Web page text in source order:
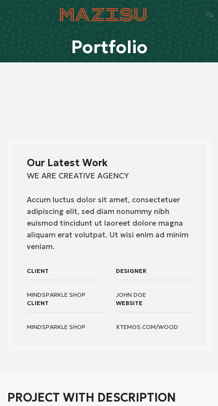
Portfolio
Our Latest Work
WE ARE CREATIVE AGENCY
Accum luctus dolor sit amet, consectetuer
adipiscing elit, sed diam nonummy nibh
euismod tincidunt ut laoreet dolore magna
aliquam erat volutpat. Ut wisi enim ad minim
veniam.
CLIENT
MINDSPARKLE SHOP
DESIGNER
JOHN DOE
CLIENT
MINDSPARKLE SHOP
WEBSITE
XTEMOS.COM/WOOD
PROJECT WITH DESCRIPTION